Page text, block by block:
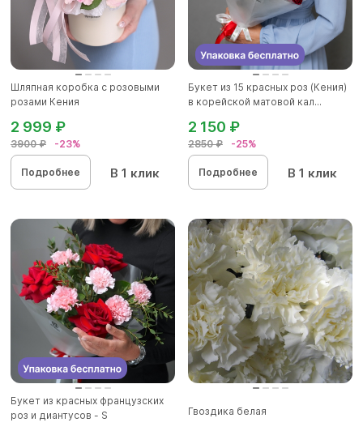
Шляпная коробка с розовыми
розами Кения
3900 ₽ -23%
2 999 ₽
Подробнее В 1 клик
Букет из 15 красных роз (Кения)
в корейской матовой кал...
2850 ₽ -25%
2 150 ₽
Подробнее В 1 клик
Букет из красных французских
роз и диантусов - S
Гвоздика белая